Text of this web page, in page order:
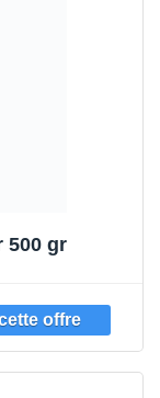
500 gr